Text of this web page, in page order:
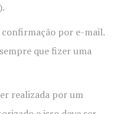
confirmação por e-mail.
que fizer uma
realizada por um